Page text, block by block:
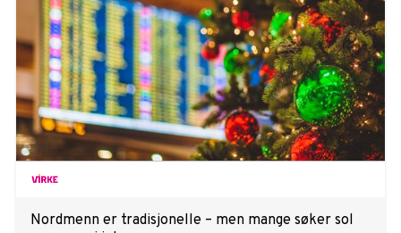
Nordmenn er tradisjonelle – men mange søker sol